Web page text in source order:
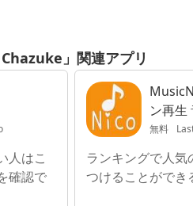
Chazuke」関連アプリ
人はこ
確認で
MusicNico
ン再生
レーヤ
コ動画
無料
ランキングで人気
つけることができ